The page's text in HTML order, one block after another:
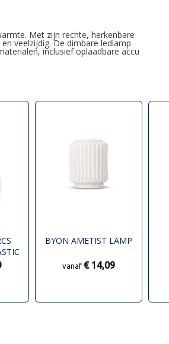
Met zijn rechte, herkenbare
veelzijdig. De dimbare ledlamp
inclusief oplaadbare accu
BYON AMETIST LAMP
vanaf € 14,09